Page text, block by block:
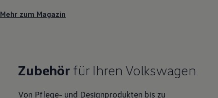
Mehr zum Magazin
Zubehörfür Ihren Volkswagen
Von Pflege- und Designprodukten bis zu